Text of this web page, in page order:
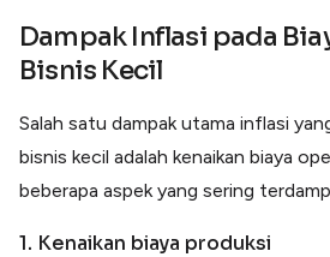
Dampak Inflasi pada
Bisnis Kecil
Salah satu dampak utama inflasi
bisnis kecil adalah kenaikan biaya
beberapa aspek yang sering
1. Kenaikan biaya produksi